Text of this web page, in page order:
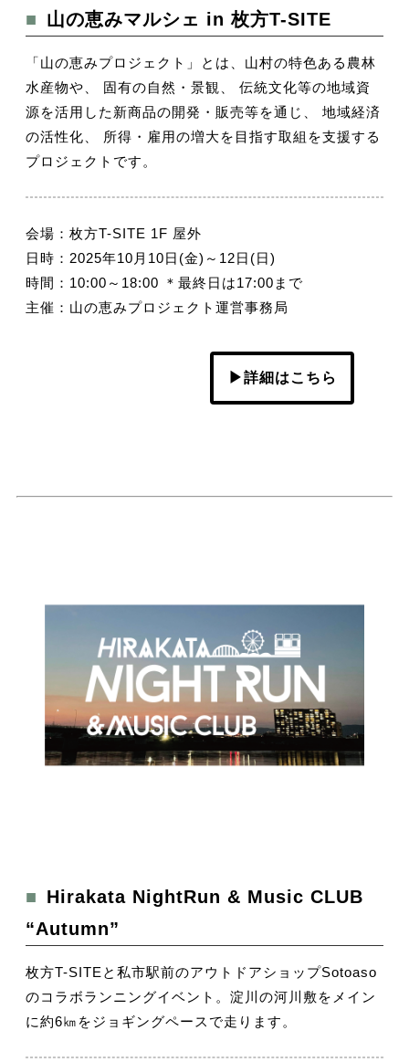
■山の恵みマルシェ in 枚方T-SITE
「山の恵みプロジェクト」とは、山村の特色ある農林
水産物や、 固有の自然・景観、 伝統文化等の地域資
源を活用した新商品の開発・販売等を通じ、 地域経済
の活性化、 所得・雇用の増大を目指す取組を支援する
プロジェクトです。
会場：枚方T-SITE 1F 屋外
日時：2025年10月10日(金)～12日(日)
時間：10:00～18:00 ＊最終日は17:00まで
主催：山の恵みプロジェクト運営事務局
▶詳細はこちら
■Hirakata NightRun & Music CLUB
“Autumn”
枚方T-SITEと私市駅前のアウトドアショップSotoaso
のコラボランニングイベント。淀川の河川敷をメイン
に約6㎞をジョギングペースで走ります。